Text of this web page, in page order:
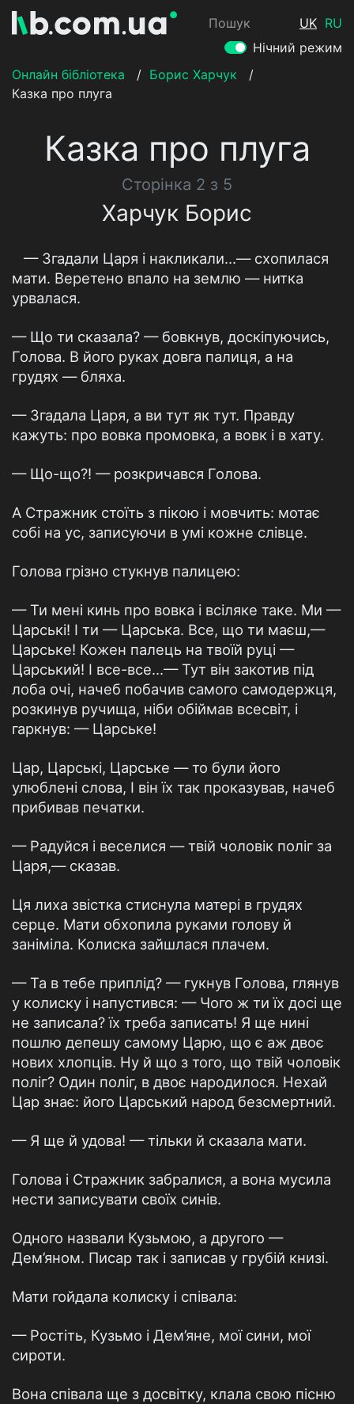
Пошук UK RU
Нічний режим
Онлайн бібліотека
/ Борис Харчук
/
Казка про плуга
Казка про плуга
Сторінка 2 з 5
Харчук Борис
— Згадали Царя і накликали...— схопилася
мати. Веретено впало на землю — нитка
урвалася.
— Що ти сказала? — бовкнув, доскіпуючись,
Голова. В його руках довга палиця, а на
грудях — бляха.
— Згадала Царя, а ви тут як тут. Правду
кажуть: про вовка промовка, а вовк і в хату.
— Що-що?! — розкричався Голова.
А Стражник стоїть з пікою і мовчить: мотає
собі на ус, записуючи в умі кожне слівце.
Голова грізно стукнув палицею:
— Ти мені кинь про вовка і всіляке таке. Ми —
Царські! І ти — Царська. Все, що ти маєш,—
Царське! Кожен палець на твоїй руці —
Царський! І все-все...— Тут він закотив під
лоба очі, начеб побачив самого самодержця,
розкинув ручища, ніби обіймав всесвіт, і
гаркнув: — Царське!
Цар, Царські, Царське — то були його
улюблені слова, І він їх так проказував, начеб
прибивав печатки.
— Радуйся і веселися — твій чоловік поліг за
Царя,— сказав.
Ця лиха звістка стиснула матері в грудях
серце. Мати обхопила руками голову й
заніміла. Колиска зайшлася плачем.
— Та в тебе приплід? — гукнув Голова, глянув
у колиску і напустився: — Чого ж ти їх досі ще
не записала? їх треба записать! Я ще нині
пошлю депешу самому Царю, що є аж двоє
нових хлопців. Ну й що з того, що твій чоловік
поліг? Один поліг, в двоє народилося. Нехай
Цар знає: його Царський народ безсмертний.
— Я ще й удова! — тільки й сказала мати.
Голова і Стражник забралися, а вона мусила
нести записувати своїх синів.
Одного назвали Кузьмою, а другого —
Дем’яном. Писар так і записав у грубій книзі.
Мати гойдала колиску і співала:
— Ростіть, Кузьмо і Дем’яне, мої сини, мої
сироти.
Вона співала ще з досвітку, клала свою пісню